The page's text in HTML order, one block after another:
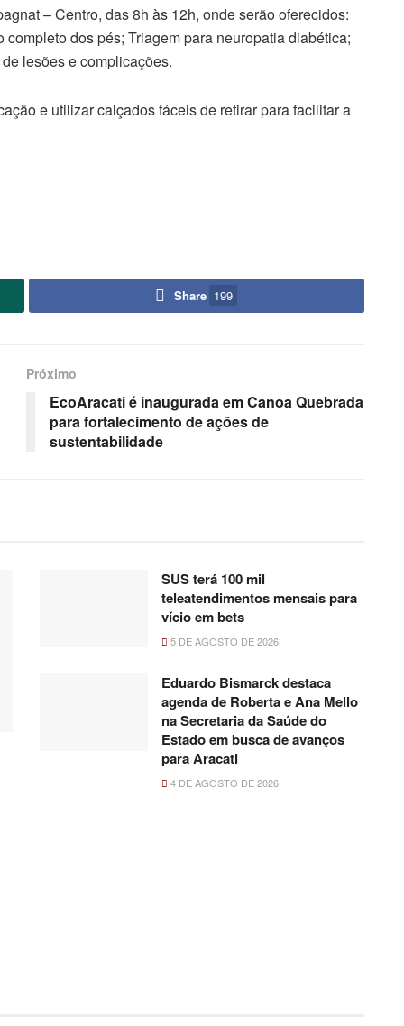
– Centro, das 8h às 12h, onde serão oferecidos:
dos pés; Triagem para neuropatia diabética;
lesões e complicações.
e utilizar calçados fáceis de retirar para facilitar a
Share 199
Próximo
EcoAracati é inaugurada em Canoa Quebrada
para fortalecimento de ações de
sustentabilidade
SUS terá 100 mil
teleatendimentos mensais para
vício em bets
5 DE AGOSTO DE 2026
Eduardo Bismarck destaca
agenda de Roberta e Ana Mello
na Secretaria da Saúde do
Estado em busca de avanços
para Aracati
4 DE AGOSTO DE 2026